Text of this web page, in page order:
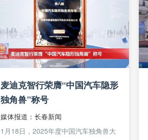
麦迪克智行荣膺“中国汽车隐形
独角兽”称号
媒体报道：长春新闻
1月18日，2025年度中国汽车独角兽大